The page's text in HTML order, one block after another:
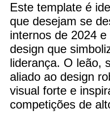
Este template é
que desejam se
internos de 2024
design que
liderança. O leão,
aliado ao design
visual forte e
competições de